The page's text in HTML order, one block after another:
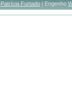
Patrícia Furtado | Engenho